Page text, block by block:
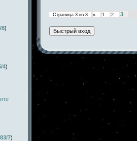
8)
4)
7)
Страница 3 из 3 « 1 2 3